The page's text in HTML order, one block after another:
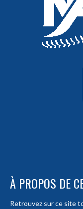
À PROPOS DE
Retrouvez sur ce site